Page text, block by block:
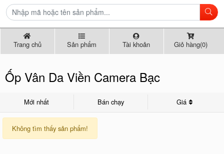
Trang chủ Sản phẩm Tài khoản Giỏ hàng(0)
Ốp Vân Da Viền Camera Bạc
Mới nhất Bán chạy Giá
Không tìm thấy sản phẩm!